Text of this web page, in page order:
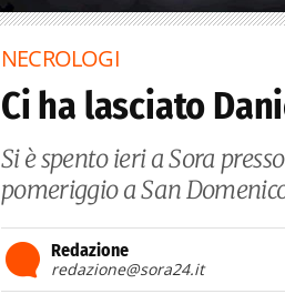
NECROLOGI
Ci ha lasciato
Si è spento ieri a Sora
pomeriggio a San
Redazione
redazione@sora24.it